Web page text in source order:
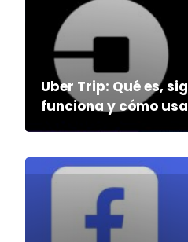
Uber Trip: Qué es,
funciona y cómo